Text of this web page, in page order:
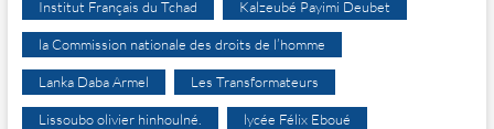
Institut Français du Tchad Kalzeubé Payimi Deubet
la Commission nationale des droits de l’homme
Lanka Daba Armel Les Transformateurs
Lissoubo olivier hinhoulné. lycée Félix Eboué